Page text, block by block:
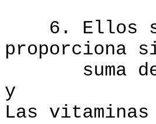
6. Ellos
proporciona
suma de
y
Las